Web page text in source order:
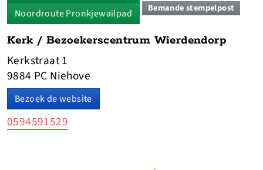
Noordroute Pronkjewailpad
Bemande stempelpost
Kerk / Bezoekerscentrum Wierdendorp
Kerkstraat 1
9884 PC Niehove
Bezoek de website
0594591529